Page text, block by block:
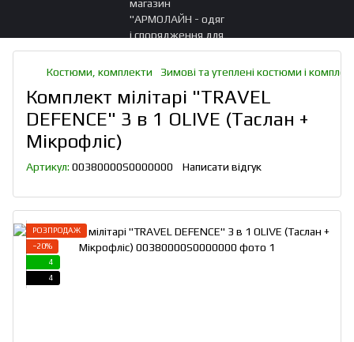
Костюми, комплекти Зимові та утеплені костюми і
Комплект мілітарі "TRAVEL
DEFENCE" 3 в 1 OLIVE (Таслан +
Мікрофліс)
Артикул: 00380000S0000000 Написати відгук
РОЗПРОДАЖ
−20%
4
4